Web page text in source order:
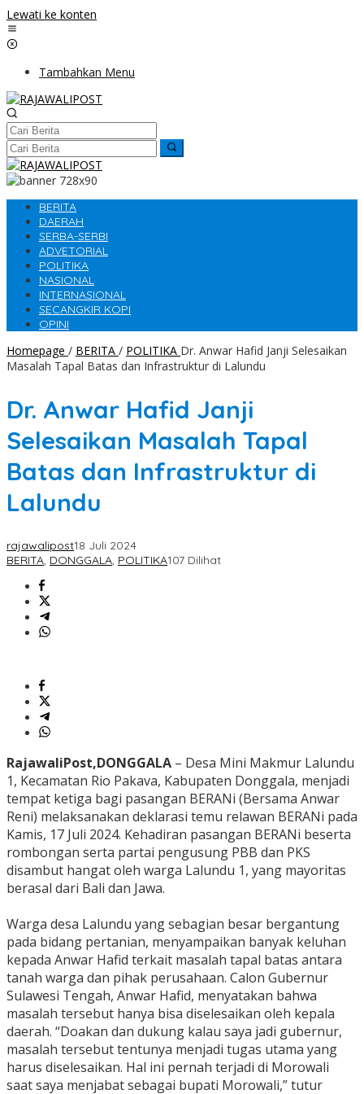
Lewati ke konten
Tambahkan Menu
BERITA
DAERAH
SERBA-SERBI
ADVETORIAL
POLITIKA
NASIONAL
INTERNASIONAL
SECANGKIR KOPI
OPINI
Homepage / BERITA / POLITIKA Dr. Anwar Hafid Janji Selesaikan
Masalah Tapal Batas dan Infrastruktur di Lalundu
Dr. Anwar Hafid Janji
Selesaikan Masalah Tapal
Batas dan Infrastruktur di
Lalundu
rajawalipost18 Juli 2024
BERITA, DONGGALA, POLITIKA107 Dilihat
RajawaliPost,DONGGALA – Desa Mini Makmur Lalundu
1, Kecamatan Rio Pakava, Kabupaten Donggala, menjadi
tempat ketiga bagi pasangan BERANi (Bersama Anwar
Reni) melaksanakan deklarasi temu relawan BERANi pada
Kamis, 17 Juli 2024. Kehadiran pasangan BERANi beserta
rombongan serta partai pengusung PBB dan PKS
disambut hangat oleh warga Lalundu 1, yang mayoritas
berasal dari Bali dan Jawa.
Warga desa Lalundu yang sebagian besar bergantung
pada bidang pertanian, menyampaikan banyak keluhan
kepada Anwar Hafid terkait masalah tapal batas antara
tanah warga dan pihak perusahaan. Calon Gubernur
Sulawesi Tengah, Anwar Hafid, menyatakan bahwa
masalah tersebut hanya bisa diselesaikan oleh kepala
daerah. “Doakan dan dukung kalau saya jadi gubernur,
masalah tersebut tentunya menjadi tugas utama yang
harus diselesaikan. Hal ini pernah terjadi di Morowali
saat saya menjabat sebagai bupati Morowali,” tutur